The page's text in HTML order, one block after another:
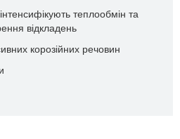
теплообмін та
відкладень
корозійних речовин